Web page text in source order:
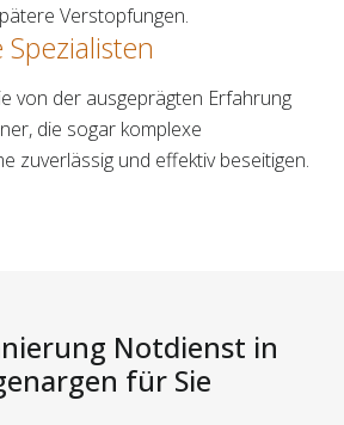
Verstopfungen.
von der ausgeprägten Erfahrung
die sogar komplexe
zuverlässig und effektiv beseitigen.
Notdienst in
für Sie